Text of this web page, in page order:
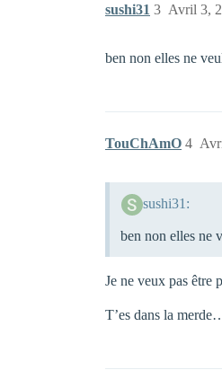
sushi31 Avril 3,
3
ben non elles ne
TouChAmO 4
sushi31:
ben non elles ne
Je ne veux pas être
T’es dans la